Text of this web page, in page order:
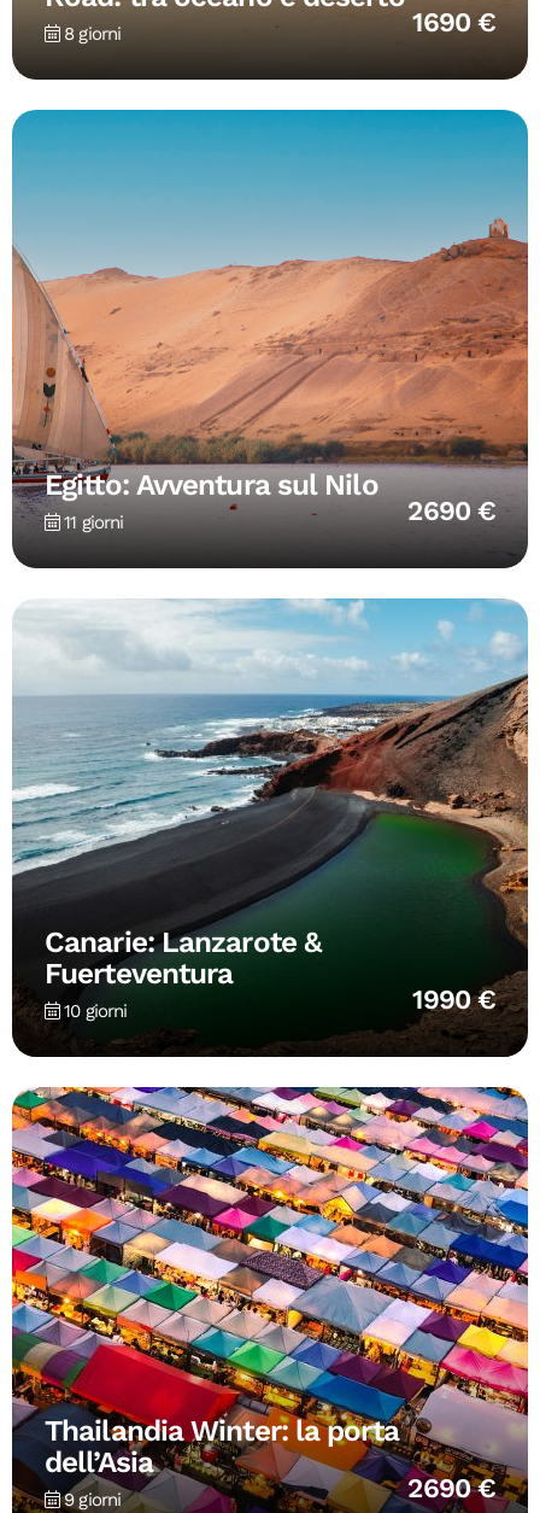
8 giorni 1690 €
Egitto: Avventura sul Nilo
11 giorni 2690 €
Canarie: Lanzarote &
Fuerteventura
10 giorni 1990 €
Thailandia Winter: la porta
dell’Asia
9 giorni 2690 €